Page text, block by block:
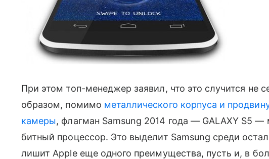
При этом топ-менеджер заявил, что это случится не
образом, помимо металлического корпуса и
камеры, флагман Samsung 2014 года — GALAXY S5
битный процессор. Это выделит Samsung среди
лишит Apple еще одного преимущества, пусть и, в